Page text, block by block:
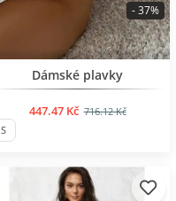
BESTSELLER
Dámské plavky
447.47 Kč 716.12 Kč
- 37%
S